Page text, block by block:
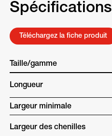
Spécifications
Téléchargez la fiche produit
Taille/gamme
Longueur
Largeur minimale
Largeur des chenilles